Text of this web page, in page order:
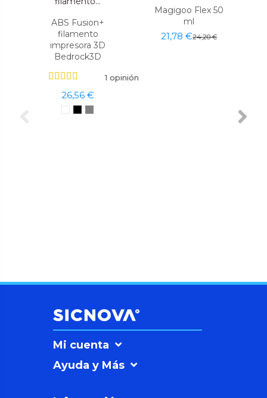
ABS Fusion+
filamento
impresora 3D
Bedrock3D
1 opinión
26,56 €
Magigoo Flex 50
ml
21,78 €24,20 €
Mi cuenta
Ayuda y Más